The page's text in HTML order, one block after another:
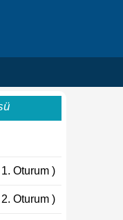
Oturum )
Oturum )